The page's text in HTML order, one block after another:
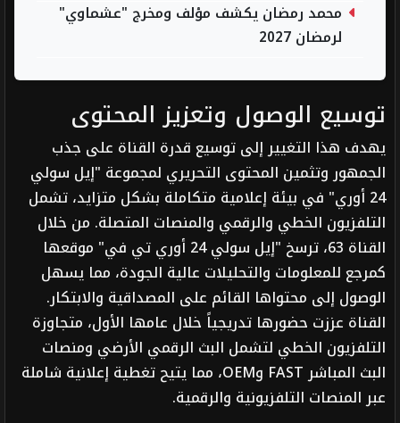
محمد رمضان يكشف مؤلف ومخرج "عشماوي"
لرمضان 2027
توسيع الوصول وتعزيز المحتوى
يهدف هذا التغيير إلى توسيع قدرة القناة على جذب
الجمهور وتثمين المحتوى التحريري لمجموعة "إيل سولي
24 أوري" في بيئة إعلامية متكاملة بشكل متزايد، تشمل
التلفزيون الخطي والرقمي والمنصات المتصلة. من خلال
القناة 63، ترسخ "إيل سولي 24 أوري تي في" موقعها
كمرجع للمعلومات والتحليلات عالية الجودة، مما يسهل
الوصول إلى محتواها القائم على المصداقية والابتكار.
القناة عززت حضورها تدريجياً خلال عامها الأول، متجاوزة
التلفزيون الخطي لتشمل البث الرقمي الأرضي ومنصات
البث المباشر FAST وOEM، مما يتيح تغطية إعلانية شاملة
عبر المنصات التلفزيونية والرقمية.